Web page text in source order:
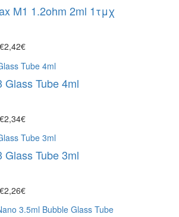
M1 1.2ohm 2ml 1τμχ
Glass Tube 4ml
Glass Tube 3ml